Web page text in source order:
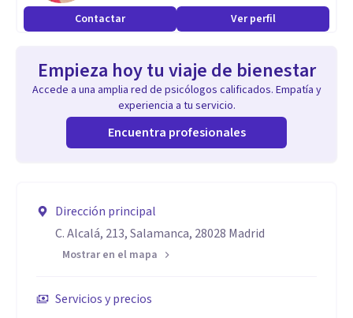
Contactar Ver perfil
Empieza hoy tu viaje de bienestar
Accede a una amplia red de psicólogos calificados. Empatía y
experiencia a tu servicio.
Encuentra profesionales
Dirección principal
C. Alcalá, 213, Salamanca, 28028 Madrid
Mostrar en el mapa
Servicios y precios